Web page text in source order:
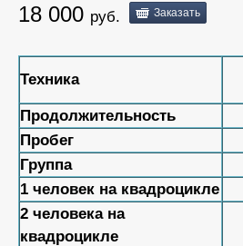
18 000 руб. Заказать
Техника
Продолжительность
Пробег
Группа
1 человек на квадроцикле
2 человека на
квадроцикле